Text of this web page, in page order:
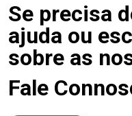
Se precisa
ajuda ou
sobre as
Fale